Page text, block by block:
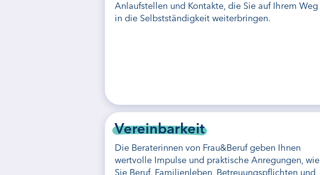
Anlaufstellen und Kontakte, die Sie auf Ihrem Weg
in die Selbstständigkeit weiterbringen.
Vereinbarkeit
Die Beraterinnen von Frau&Beruf geben Ihnen
wertvolle Impulse und praktische Anregungen, wie